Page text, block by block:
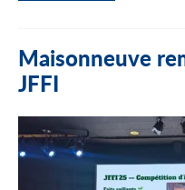
Maisonneuve
JFFI